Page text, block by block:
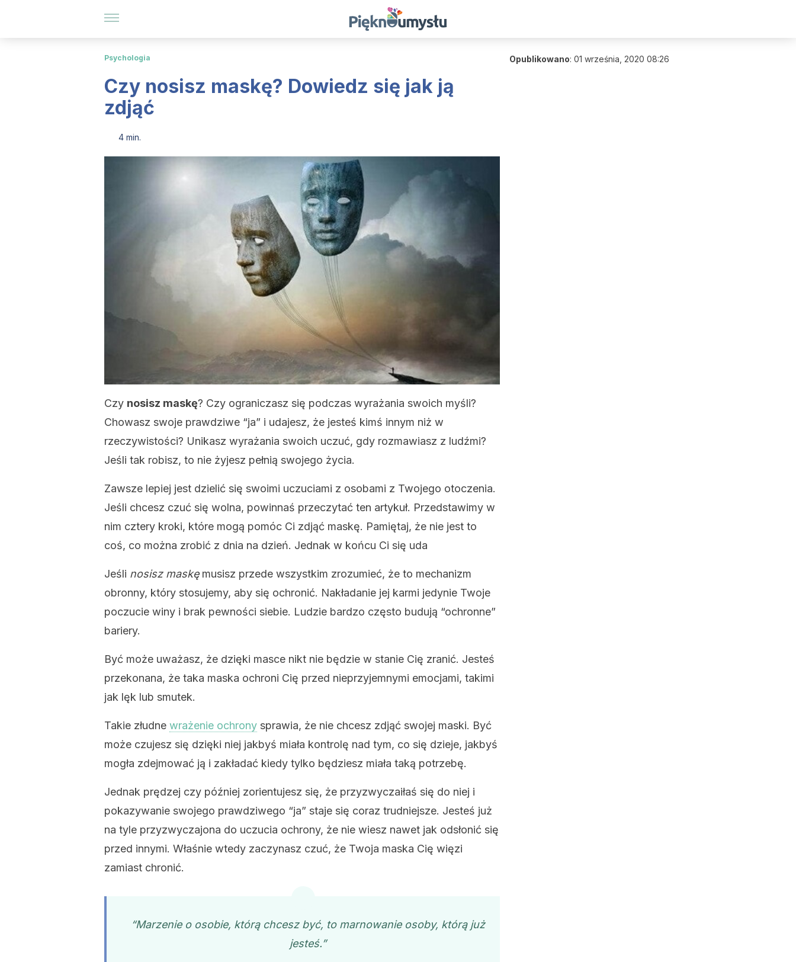
Psychologia
Czy nosisz maskę? Dowiedz się jak ją
zdjąć
4 min.
Czy nosisz maskę? Czy ograniczasz się podczas wyrażania swoich myśli?
Chowasz swoje prawdziwe “ja” i udajesz, że jesteś kimś innym niż w
rzeczywistości? Unikasz wyrażania swoich uczuć, gdy rozmawiasz z ludźmi?
Jeśli tak robisz, to nie żyjesz pełnią swojego życia.
Zawsze lepiej jest dzielić się swoimi uczuciami z osobami z Twojego otoczenia.
Jeśli chcesz czuć się wolna, powinnaś przeczytać ten artykuł. Przedstawimy w
nim cztery kroki, które mogą pomóc Ci zdjąć maskę. Pamiętaj, że nie jest to
coś, co można zrobić z dnia na dzień. Jednak w końcu Ci się uda
Jeśli nosisz maskęmusisz przede wszystkim zrozumieć, że to mechanizm
obronny, który stosujemy, aby się ochronić. Nakładanie jej karmi jedynie Twoje
poczucie winy i brak pewności siebie. Ludzie bardzo często budują “ochronne”
bariery.
Być może uważasz, że dzięki masce nikt nie będzie w stanie Cię zranić. Jesteś
przekonana, że taka maska ochroni Cię przed nieprzyjemnymi emocjami, takimi
jak lęk lub smutek.
Takie złudne wrażenie ochrony sprawia, że nie chcesz zdjąć swojej maski. Być
może czujesz się dzięki niej jakbyś miała kontrolę nad tym, co się dzieje, jakbyś
mogła zdejmować ją i zakładać kiedy tylko będziesz miała taką potrzebę.
Jednak prędzej czy później zorientujesz się, że przyzwyczaiłaś się do niej i
pokazywanie swojego prawdziwego “ja” staje się coraz trudniejsze. Jesteś już
na tyle przyzwyczajona do uczucia ochrony, że nie wiesz nawet jak odsłonić się
przed innymi. Właśnie wtedy zaczynasz czuć, że Twoja maska Cię więzi
zamiast chronić.
“Marzenie o osobie, którą chcesz być, to marnowanie osoby, którą już
jesteś.”
Opublikowano: 01 września, 2020 08:26